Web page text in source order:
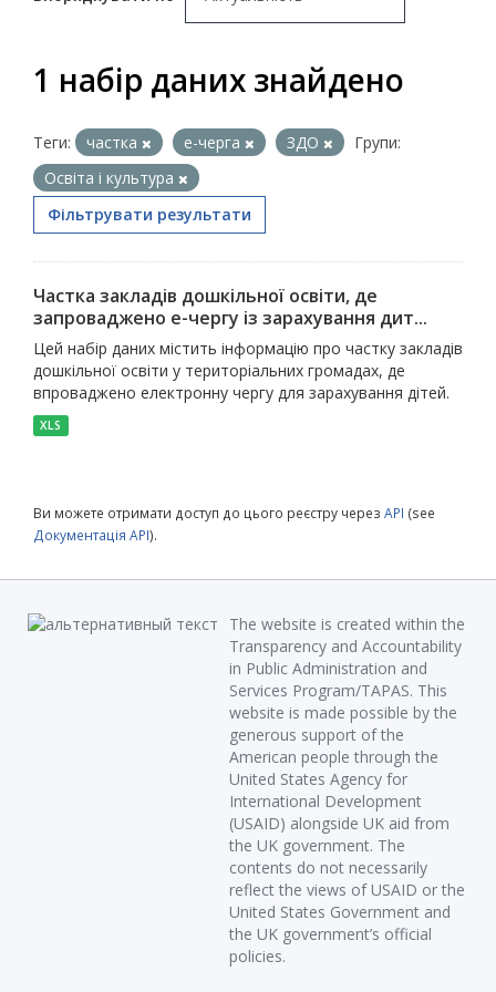
1 набір даних знайдено
Теги: частка е-черга ЗДО
Групи:
Освіта і культура
Фільтрувати результати
Частка закладів дошкільної освіти, де
запроваджено е-чергу із зарахування дит...
Цей набір даних містить інформацію про частку закладів
дошкільної освіти у територіальних громадах, де
впроваджено електронну чергу для зарахування дітей.
XLS
Ви можете отримати доступ до цього реєстру через API (see
Документація API).
The website is created within the
Transparency and Accountability
in Public Administration and
Services Program/TAPAS. This
website is made possible by the
generous support of the
American people through the
United States Agency for
International Development
(USAID) alongside UK aid from
the UK government. The
contents do not necessarily
reflect the views of USAID or the
United States Government and
the UK government’s official
policies.